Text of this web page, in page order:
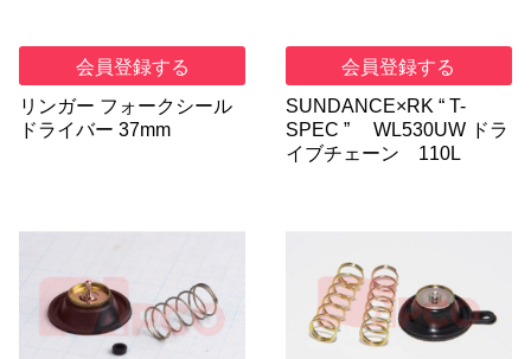
会員登録する
リンガー フォークシール
ドライバー 37mm
会員登録する
SUNDANCE×RK “ T-
SPEC ” WL530UW ドラ
イブチェーン 110L